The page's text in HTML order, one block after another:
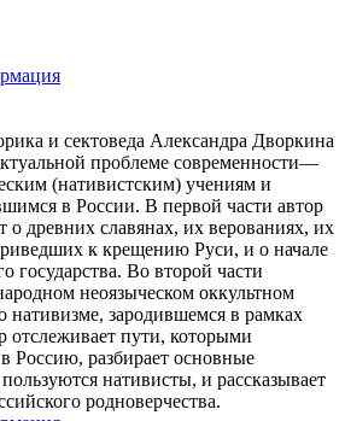
и сектоведа Александра Дворкина
проблеме современности—
(нативистским) учениям и
в России. В первой части автор
о древних славянах, их верованиях, их
к крещению Руси, и о начале
государства. Во второй части
неоязыческом оккультном
зародившемся в рамках
отслеживает пути, которыми
Россию, разбирает основные
нативисты, и рассказывает
родноверчества.